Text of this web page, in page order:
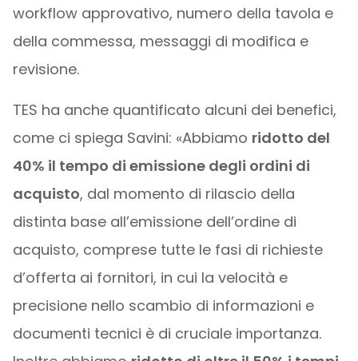
workflow approvativo, numero della tavola e
della commessa, messaggi di modifica e
revisione.
TES ha anche quantificato alcuni dei benefici,
come ci spiega Savini: «Abbiamo ridotto del
40% il tempo di emissione degli ordini di
acquisto, dal momento di rilascio della
distinta base all’emissione dell’ordine di
acquisto, comprese tutte le fasi di richieste
d’offerta ai fornitori, in cui la velocità e
precisione nello scambio di informazioni e
documenti tecnici è di cruciale importanza.